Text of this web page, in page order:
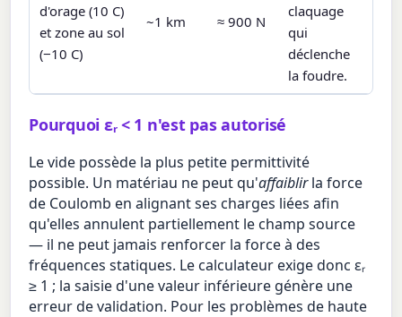
d'orage (10 C)
et zone au sol
(−10 C)
~1 km ≈ 900 N
claquage
qui
déclenche
la foudre.
Pourquoi εᵣ < 1 n'est pas autorisé
Le vide possède la plus petite permittivité
possible. Un matériau ne peut qu'affaiblirla force
de Coulomb en alignant ses charges liées afin
qu'elles annulent partiellement le champ source
— il ne peut jamais renforcer la force à des
fréquences statiques. Le calculateur exige donc εᵣ
≥ 1 ; la saisie d'une valeur inférieure génère une
erreur de validation. Pour les problèmes de haute